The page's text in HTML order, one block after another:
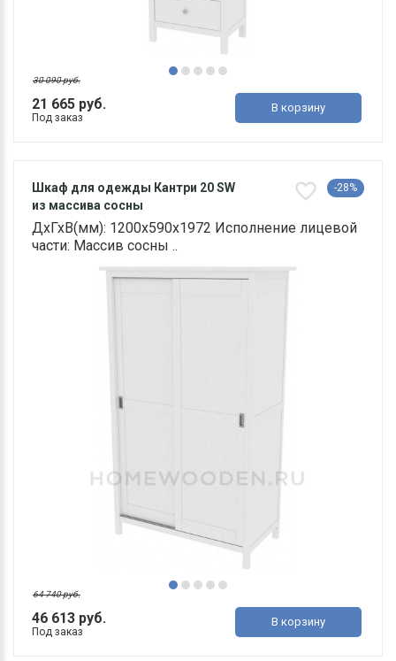
21 665 руб.
30 090 руб.
Под заказ
В корзину
Шкаф для одежды Кантри 20 SW
из массива сосны
-28%
ДхГхВ(мм): 1200х590х1972 Исполнение лицевой
части: Массив сосны ..
46 613 руб.
64 740 руб.
Под заказ
В корзину